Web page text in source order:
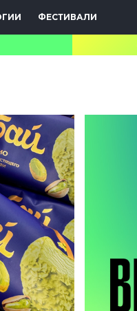
ФЕСТИВАЛИ